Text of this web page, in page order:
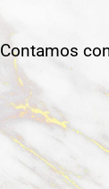
Contamos